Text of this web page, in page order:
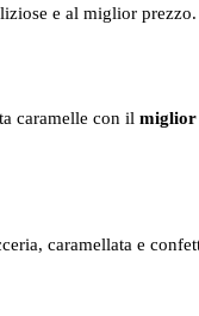
e al miglior
caramelle con il miglior
caramellata e